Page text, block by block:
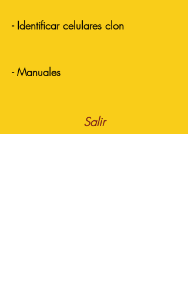
- Identificar celulares clon
- Manuales
Salir